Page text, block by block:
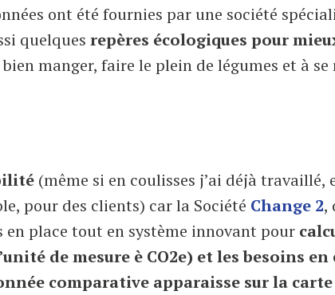
ont été fournies par une société
quelques repères écologiques pour
manger, faire le plein de légumes et à se
(même si en coulisses j’ai déjà travaillé,
pour des clients) car la Société Change 2,
en place tout en système innovant pour
de mesure è CO2e) et les besoins en
comparative apparaisse sur la carte